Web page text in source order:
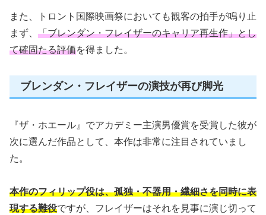
また、トロント国際映画祭においても観客の拍手が鳴り止
まず、 「ブレンダン・フレイザーのキャリア再生作」とし
て確固たる評価を得ました。
ブレンダン・フレイザーの演技が再び脚光
『ザ・ホエール』でアカデミー主演男優賞を受賞した彼が
次に選んだ作品として、本作は非常に注目されていまし
た。
本作のフィリップ役は、孤独・不器用・繊細さを同時に表
現する難役ですが、フレイザーはそれを見事に演じ切って